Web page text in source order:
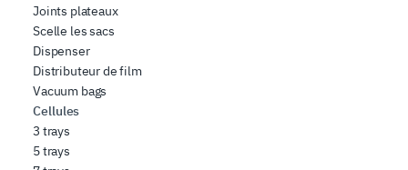
Joints plateaux
Scelle les sacs
Dispenser
Distributeur de film
Vacuum bags
Cellules
3 trays
5 trays